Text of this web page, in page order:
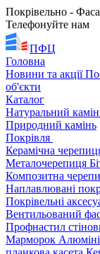
Покрівельно -
Телефонуйте нам
ПФЦ
Головна
Новини та акції
об'єкти
Каталог
Натуральний
Природний камінь
Покрівля
Керамічна
Металочерепиця
Композитна
Наплавлювані
Покрівельні
Вентильований
Профнастил
Марморок